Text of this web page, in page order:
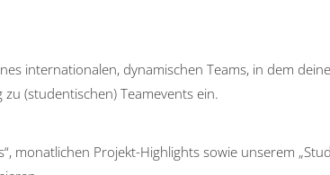
internationalen, dynamischen Teams, in dem
(studentischen) Teamevents ein.
monatlichen Projekt-Highlights sowie unserem